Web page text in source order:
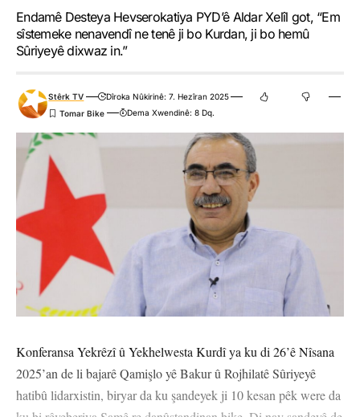
Endamê Desteya Hevserokatiya PYD’ê Aldar Xelîl got, “Em
sîstemeke nenavendî ne tenê ji bo Kurdan, ji bo hemû
Sûriyeyê dixwaz in.”
Stêrk TV
Dîroka Nûkirinê: 7. Hezîran 2025
Dema Xwendinê: 8 Dq.
Konferansa Yekrêzî û Yekhelwesta Kurdî ya ku di 26’ê Nîsana
2025’an de li bajarê Qamişlo yê Bakur û Rojhilatê Sûriyeyê
hatibû lidarxistin, biryar da ku şandeyek ji 10 kesan pêk were da